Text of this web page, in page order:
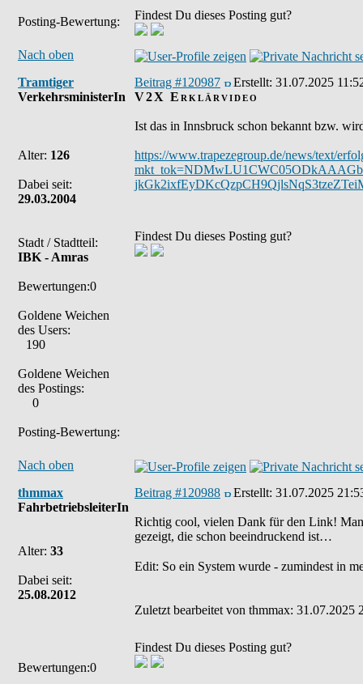
Posting-Bewertung: Findest Du dieses Posting gut?
Nach oben
Tramtiger
VerkehrsministerIn
Alter: 126
Dabei seit:
29.03.2004
Stadt / Stadtteil:
IBK - Amras
Bewertungen:0
Goldene Weichen
des Users:
190
Goldene Weichen
des Postings:
0
Posting-Bewertung:
Beitrag #120987 Erstellt: 31.07.2025
V2X Erklärvideo
Ist das in Innsbruck schon bekannt bzw.
https://www.trapezegroup.de/news/text/
Findest Du dieses Posting gut?
Nach oben
thmmax
FahrbetriebsleiterIn
Alter: 33
Dabei seit:
25.08.2012
Bewertungen:0
Beitrag #120988 Erstellt: 31.07.2025
Richtig cool, vielen Dank für den Link!
gezeigt, die schon beeindruckend ist…
Edit: So ein System wurde - zumindest in
Zuletzt bearbeitet von thmmax: 31.07.2025
Findest Du dieses Posting gut?